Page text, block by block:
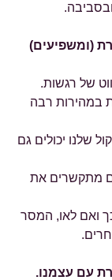
(ומשפיעים)
במהירות רבה
שלנו יכולים גם
הם מתקשרים את
ואם לאו, המסר